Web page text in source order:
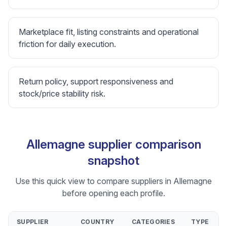
Marketplace fit, listing constraints and operational
friction for daily execution.
Return policy, support responsiveness and
stock/price stability risk.
Allemagne supplier comparison
snapshot
Use this quick view to compare suppliers in Allemagne
before opening each profile.
SUPPLIER COUNTRY CATEGORIES TYPE